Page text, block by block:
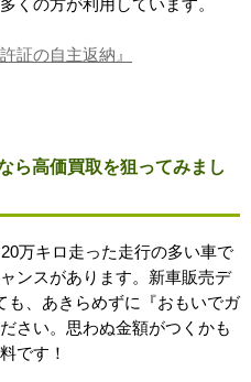
証の自主返納』
高価買取を狙ってみまし
万キロ走った走行の多い車で
ンスがあります。新車販売デ
も、あきらめずに『おもいでガ
さい。思わぬ金額がつくかも
です！